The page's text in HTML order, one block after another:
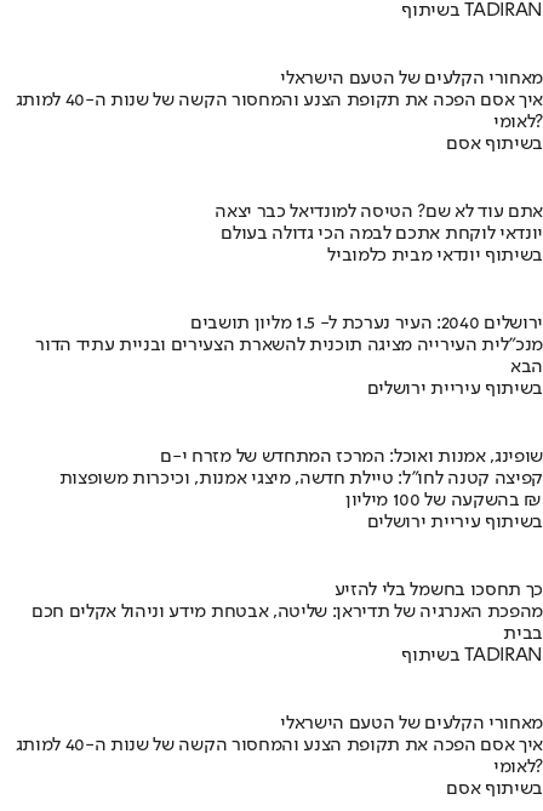
בשיתוף TADIRAN
מאחורי הקלעים של הטעם הישראלי
איך אסם הפכה את תקופת הצנע והמחסור הקשה של שנות ה-40 למותג
לאומי?
בשיתוף אסם
אתם עוד לא שם? הטיסה למונדיאל כבר יצאה
יונדאי לוקחת אתכם לבמה הכי גדולה בעולם
בשיתוף יונדאי מבית כלמוביל
ירושלים 2040: העיר נערכת ל- 1.5 מליון תושבים
מנכ"לית העירייה מציגה תוכנית להשארת הצעירים ובניית עתיד הדור
הבא
בשיתוף עיריית ירושלים
שופינג, אמנות ואוכל: המרכז המתחדש של מזרח י-ם
קפיצה קטנה לחו"ל: טיילת חדשה, מיצגי אמנות, וכיכרות משופצות
בהשקעה של 100 מיליון ₪
בשיתוף עיריית ירושלים
כך תחסכו בחשמל בלי להזיע
מהפכת האנרגיה של תדיראן: שליטה, אבטחת מידע וניהול אקלים חכם
בבית
בשיתוף TADIRAN
מאחורי הקלעים של הטעם הישראלי
איך אסם הפכה את תקופת הצנע והמחסור הקשה של שנות ה-40 למותג
לאומי?
בשיתוף אסם